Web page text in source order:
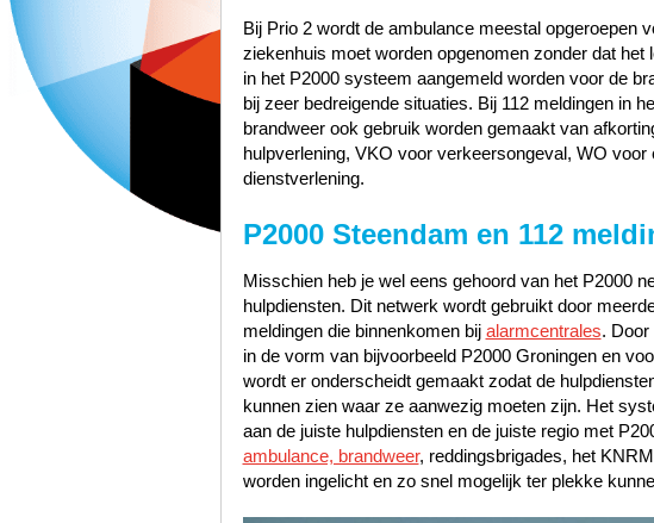
Bij Prio 2 wordt de ambulance meestal opgeroepen
ziekenhuis moet worden opgenomen zonder dat het
in het P2000 systeem aangemeld worden voor de
bij zeer bedreigende situaties. Bij 112 meldingen in
brandweer ook gebruik worden gemaakt van
hulpverlening, VKO voor verkeersongeval, WO
dienstverlening.
P2000 Steendam en 112
Misschien heb je wel eens gehoord van het P2000
hulpdiensten. Dit netwerk wordt gebruikt door
meldingen die binnenkomen bij alarmcentrales.
in de vorm van bijvoorbeeld P2000 Groningen en
wordt er onderscheidt gemaakt zodat de
kunnen zien waar ze aanwezig moeten zijn. Het
aan de juiste hulpdiensten en de juiste regio met
ambulance, brandweer, reddingsbrigades, het
worden ingelicht en zo snel mogelijk ter plekke